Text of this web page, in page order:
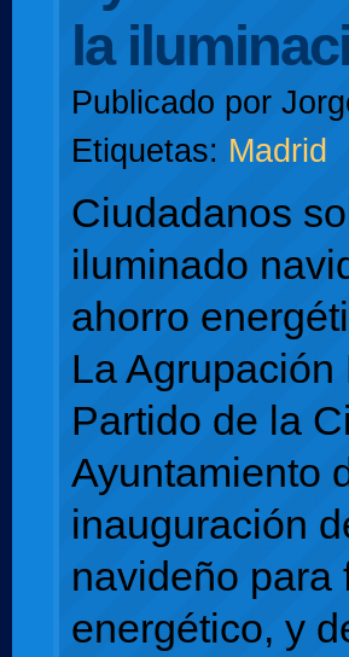
la
Publicado por
Etiquetas: Madrid
Ciudadanos
iluminado
ahorro
La
Partido de la
Ayuntamiento
inauguración
navideño para
energético, y